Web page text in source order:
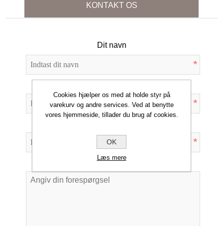
KONTAKT OS
Dit navn
*
*
*
Forespørgsel
Cookies hjælper os med at holde styr på
varekurv og andre services. Ved at benytte
vores hjemmeside, tillader du brug af cookies.
OK
Læs mere